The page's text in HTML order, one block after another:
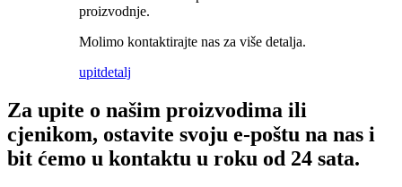
proizvodnje.
Molimo kontaktirajte nas za više detalja.
upitdetalj
Za upite o našim proizvodima ili
cjenikom, ostavite svoju e-poštu na nas i
bit ćemo u kontaktu u roku od 24 sata.